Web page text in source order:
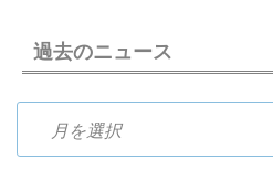
過去のニュース